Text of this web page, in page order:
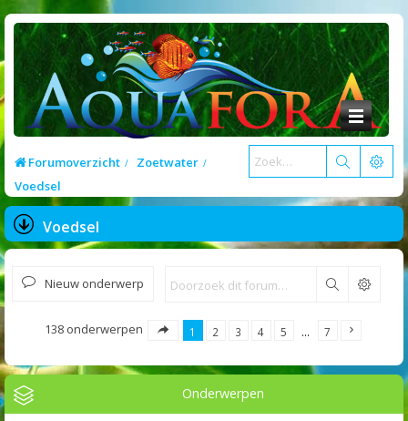
Forumoverzicht
Zoetwater
Voedsel
Voedsel
Nieuw onderwerp Zoek
138 onderwerpen 1 2 3 4 5 … 7
Onderwerpen